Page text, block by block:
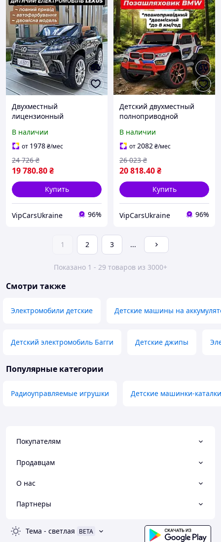
Двухместный
лицензионный
на аккумуляторе Lexus LX
570 Машина M 3906EBLR-
2 в черном цвете в
автокраске
В наличии
от 1978₴/мес
19 780.80₴
24 726 ₴
Купить
VipCarsUkraine 96%
Детский двухместный
полноприводной
5850EBLR-11 Motorsport
Series с ручкой для
транспортировки, серый
В наличии
от2082₴/мес
20 818.40₴
26 023 ₴
Купить
VipCarsUkraine 96%
1 2 3 ...
Показано 1 - 29 товаров из 3000+
Смотри также
Электромобили детские Детские машины на
Детский электромобиль Багги Детские джипы
Популярные категории
Радиоуправляемые игрушки Детские машинки-каталки
Покупателям
Продавцам
О нас
Партнеры
Тема - светлая BETA